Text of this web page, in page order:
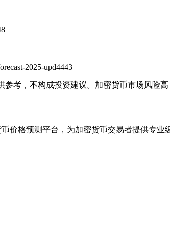
2025-upd4443
参考，不构成投资建议。加密货币市场风险
价格预测平台，为加密货币交易者提供专业